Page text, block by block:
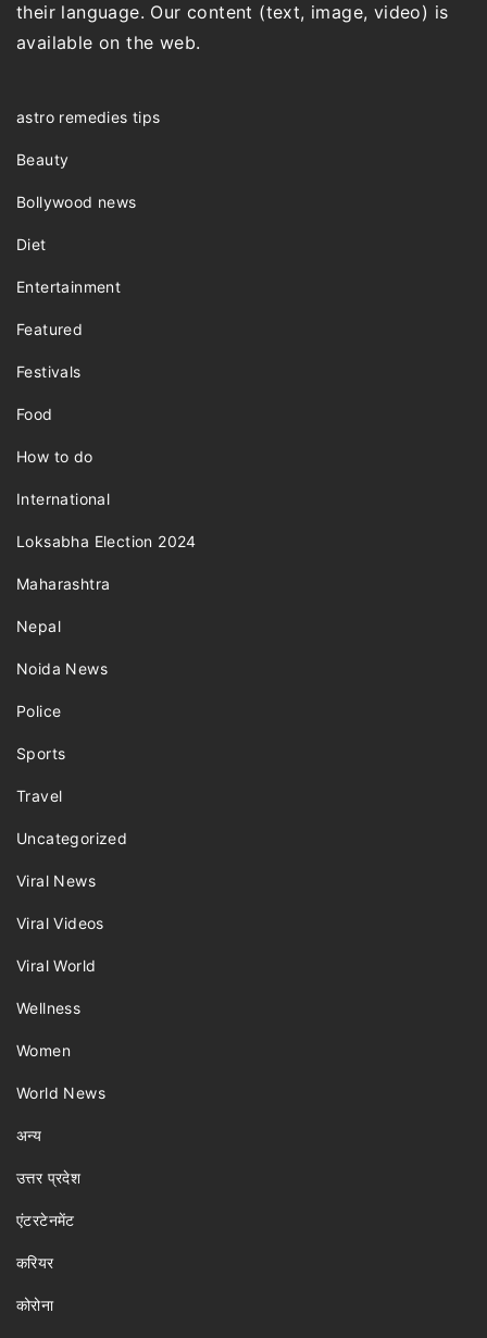
their language. Our content (text, image, video) is
available on the web.
astro remedies tips
Beauty
Bollywood news
Diet
Entertainment
Featured
Festivals
Food
How to do
International
Loksabha Election 2024
Maharashtra
Nepal
Noida News
Police
Sports
Travel
Uncategorized
Viral News
Viral Videos
Viral World
Wellness
Women
World News
अन्य
उत्तर प्रदेश
एंटरटेनमेंट
करियर
कोरोना